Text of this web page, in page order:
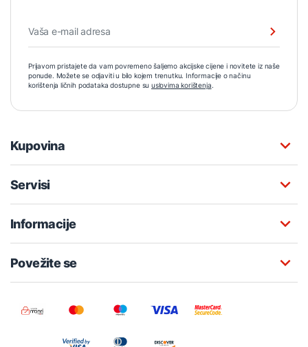
Prijavom pristajete da vam povremeno šaljemo akcijske cijene i novitete iz naše
ponude. Možete se odjaviti u bilo kojem trenutku. Informacije o načinu
korištenja ličnih podataka dostupne su uslovima korištenja.
Kupovina
Servisi
Informacije
Povežite se